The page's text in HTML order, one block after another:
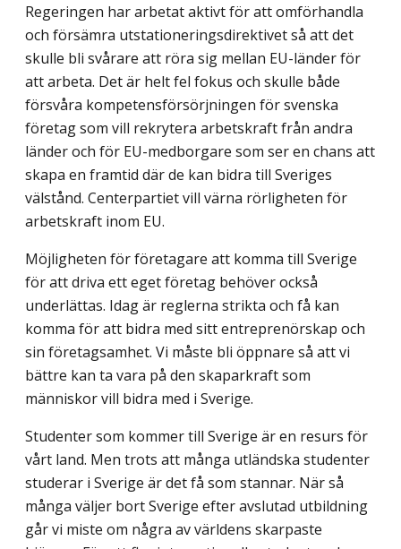
Regeringen har arbetat aktivt för att omförhandla
och försämra utstationerings­direktivet så att det
skulle bli svårare att röra sig mellan EU-länder för
att arbeta. Det är helt fel fokus och skulle både
försvåra kompetensförsörjningen för svenska
företag som vill rekrytera arbetskraft från andra
länder och för EU-medborgare som ser en chans att
skapa en framtid där de kan bidra till Sveriges
välstånd. Centerpartiet vill värna rörlig­heten för
arbetskraft inom EU.
Möjligheten för företagare att komma till Sverige
för att driva ett eget företag behöver också
underlättas. Idag är reglerna strikta och få kan
komma för att bidra med sitt entreprenörskap och
sin företagsamhet. Vi måste bli öppnare så att vi
bättre kan ta vara på den skaparkraft som
människor vill bidra med i Sverige.
Studenter som kommer till Sverige är en resurs för
vårt land. Men trots att många utländska studenter
studerar i Sverige är det få som stannar. När så
många väljer bort Sverige efter avslutad utbildning
går vi miste om några av världens skarpaste